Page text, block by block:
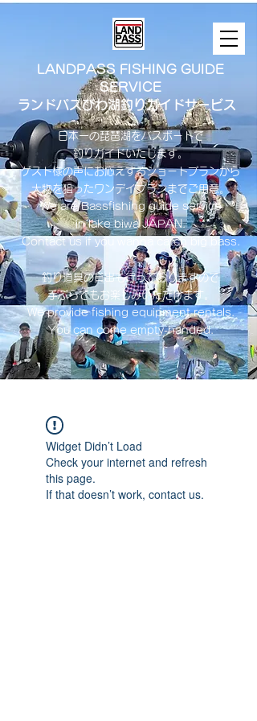
LANDPASS FISHING GUIDE
SERVICE
ランドパスびわ湖釣りガイドサービス
日本一の琵琶湖をバスボートで
釣りガイドいたします。
​ゲスト様の声にお応えするショートプランから
大物を狙ったワンデイプランまでご用意。
​We are Bassfishing guide service
in lake biwa ​JAPAN.
Contact us if you wanna catch big bass.
釣り道具の貸出も行っておりますので
手ぶらでもお楽しみいただけます。
We provide fishing equipment rentals.
You can come empty-handed.
Widget Didn’t Load
Check your internet and refresh
this page.
If that doesn’t work, contact us.